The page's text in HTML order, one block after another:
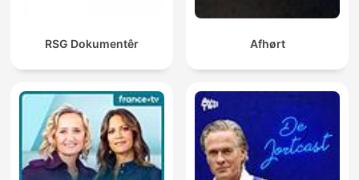
RSG Dokumentêr Afhørt